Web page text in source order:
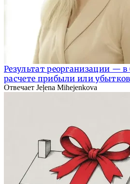
Результат реорганизации — в
расчете прибыли или
Отвечает Jeļena Mihejenkova